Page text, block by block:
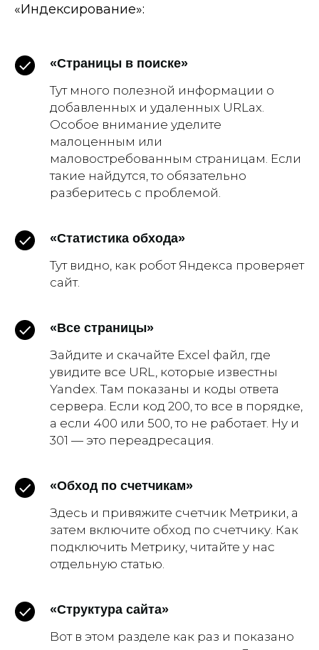
«Индексирование»:
«Страницы в поиске»
Тут много полезной информации о
добавленных и удаленных URLах.
Особое внимание уделите
малоценным или
маловостребованным страницам. Если
такие найдутся, то обязательно
разберитесь с проблемой.
«Статистика обхода»
Тут видно, как робот Яндекса проверяет
сайт.
«Все страницы»
Зайдите и скачайте Excel файл, где
увидите все URL, которые известны
Yandex. Там показаны и коды ответа
сервера. Если код 200, то все в порядке,
а если 400 или 500, то не работает. Ну и
301 — это переадресация.
«Обход по счетчикам»
Здесь и привяжите счетчик Метрики, а
затем включите обход по счетчику. Как
подключить Метрику, читайте у нас
отдельную статью.
«Структура сайта»
Вот в этом разделе как раз и показано